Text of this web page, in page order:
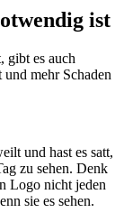
ist
gibt es auch
mehr Schaden
und hast es satt,
zu sehen. Denk
Logo nicht jeden
sie es sehen.